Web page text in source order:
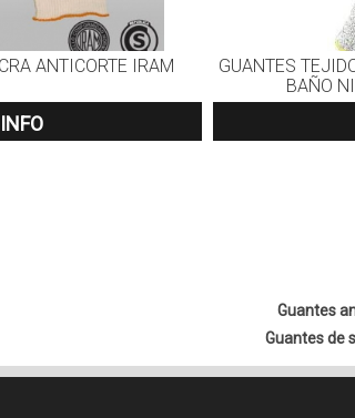
ANTICORTE IRAM
GUANTES
BAÑO
Guantes
Guantes de